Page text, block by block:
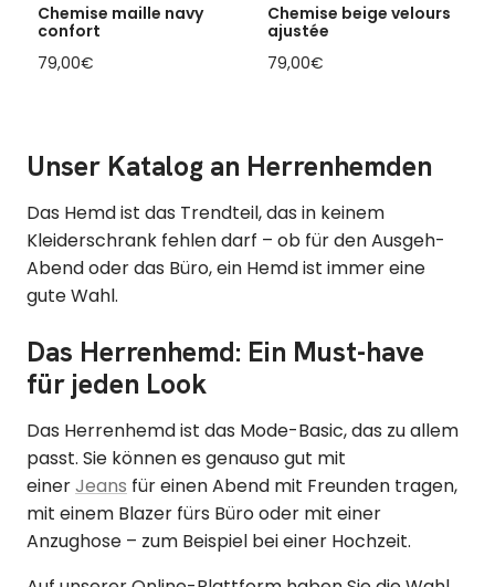
Chemise maille navy
confort
Regulärer Preis
79,00€
Chemise beige velours
ajustée
Regulärer Preis
79,00€
Unser Katalog an Herrenhemden
Das Hemd ist das Trendteil, das in keinem
Kleiderschrank fehlen darf – ob für den Ausgeh-
Abend oder das Büro, ein Hemd ist immer eine
gute Wahl.
Das Herrenhemd: Ein Must-have
für jeden Look
Das Herrenhemd ist das Mode-Basic, das zu allem
passt. Sie können es genauso gut mit
einerJeans für einen Abend mit Freunden tragen,
mit einem Blazer fürs Büro oder mit einer
Anzughose – zum Beispiel bei einer Hochzeit.